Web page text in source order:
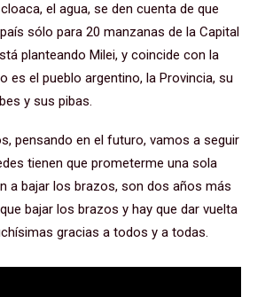
el agua, se den cuenta de que
sólo para 20 manzanas de la Capital
planteando Milei, y coincide con la
es el pueblo argentino, la Provincia, su
y sus pibas.
pensando en el futuro, vamos a seguir
tienen que prometerme una sola
a bajar los brazos, son dos años más
bajar los brazos y hay que dar vuelta
gracias a todos y a todas.